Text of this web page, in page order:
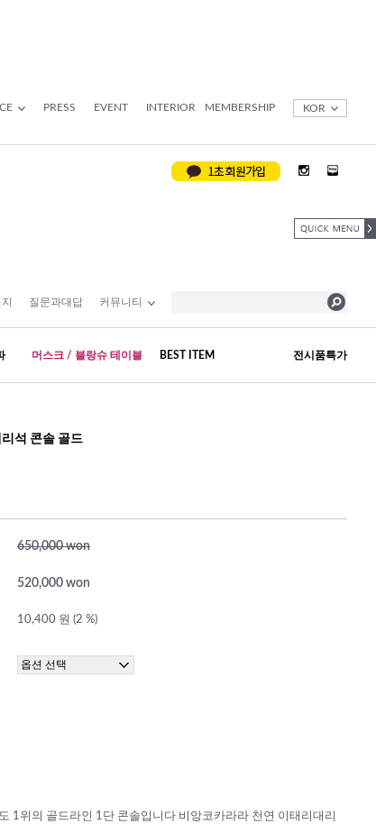
PRESS EVENT INTERIOR MEMBERSHIP KOR
질문과대답 커뮤니티
머스크 / 블랑슈 테이블 BEST ITEM 전시품특가
석 콘솔 골드
650,000 won
520,000 won
10,400 원 (2 %)
1위의 골드라인 1단 콘솔입니다 비앙코카라라 천연 이태리대리